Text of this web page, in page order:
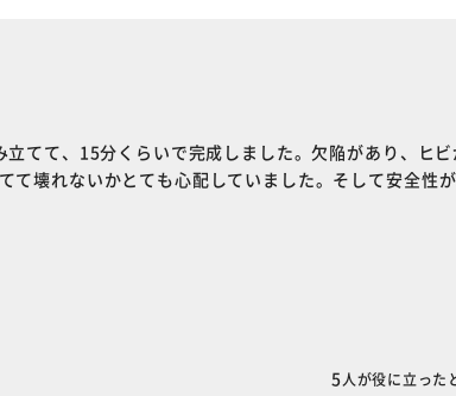
てて、15分くらいで完成しました。欠陥があり、ヒビ
て壊れないかとても心配していました。そして安全性
5人が役に立った
※ご確認ください